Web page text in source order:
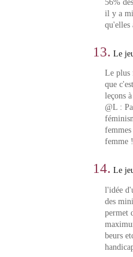
56%
il y a
qu'elles
13. Le
Le plus
que
leçons
@L :
femme !
14. Le
l'idée
des
permet
beurs